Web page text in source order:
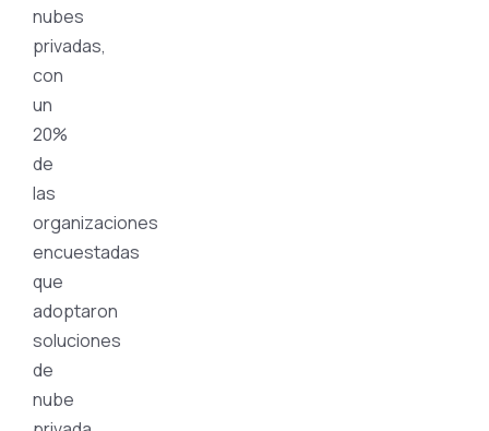
nubes
privadas,
con
un
20%
de
las
organizaciones
encuestadas
que
adoptaron
soluciones
de
nube